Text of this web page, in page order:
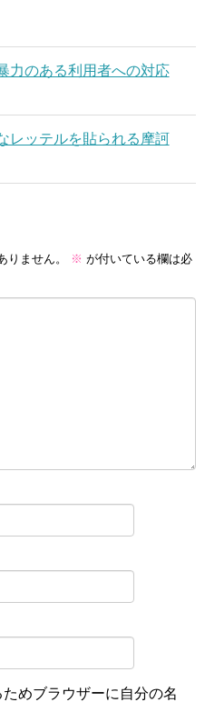
力のある利用者への対応
レッテルを貼られる摩訶
りません。 ※ が付いている欄は必
めブラウザーに自分の名